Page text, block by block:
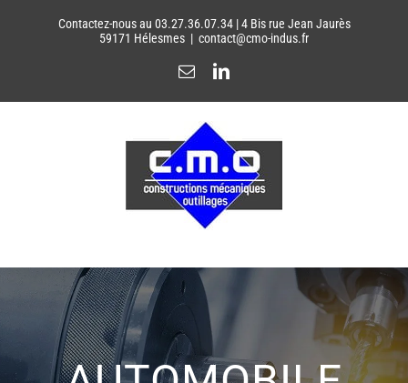
Contactez-nous au 03.27.36.07.34 | 4 Bis rue Jean Jaurès
59171 Hélesmes | contact@cmo-indus.fr
EmailLinkedIn